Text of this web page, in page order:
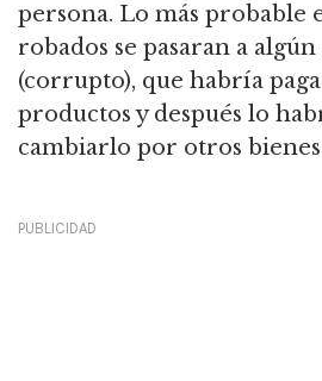
persona. Lo más probable
robados se pasaran a
(corrupto), que habría
productos y después lo
cambiarlo por otros
PUBLICIDAD